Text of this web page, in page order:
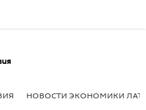
НОВОСТИ ЭКОНОМИКИ